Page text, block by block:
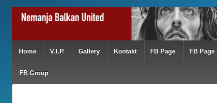
Home V.I.P. Gallery Kontakt FB Page FB Page
FB Group